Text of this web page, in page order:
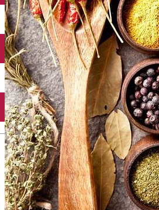
English
Mănăstirea Bistrița
Lacul Izvorul Muntelui
Casa memorială „Ion
Mănăstirea Secu
Lacul Cuejdel